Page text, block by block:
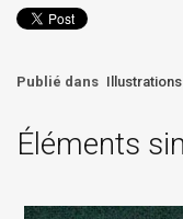
Publié dans
Éléments